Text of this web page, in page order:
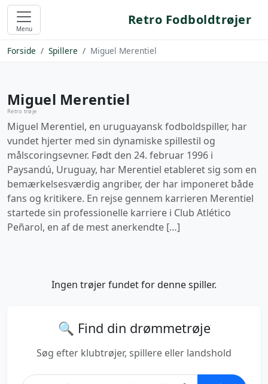
Menu
Retro Fodboldtrøjer
Forside Spillere Miguel Merentiel
Miguel Merentiel
Retro trøje
Miguel Merentiel, en uruguayansk fodboldspiller, har
vundet hjerter med sin dynamiske spillestil og
målscoringsevner. Født den 24. februar 1996 i
Paysandú, Uruguay, har Merentiel etableret sig som en
bemærkelsesværdig angriber, der har imponeret både
fans og kritikere. En rejse gennem karrieren Merentiel
startede sin professionelle karriere i Club Atlético
Peñarol, en af de mest anerkendte […]
Ingen trøjer fundet for denne spiller.
🔍 Find din drømmetrøje
Søg efter klubtrøjer, spillere eller landshold